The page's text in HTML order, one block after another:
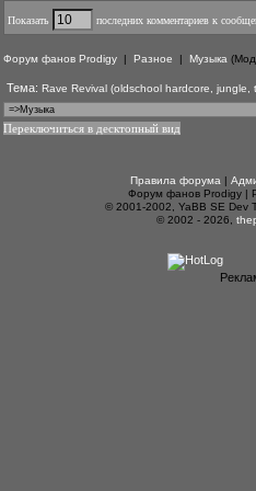
Показать последних комментариев к
Форум фанов Prodigy | Разное | Музыка
Тема: Rave Revival (oldschool hardcore,
Переключиться в десктопный вид
Правила форума |
Форум фанов Prodigy |
© 2001-2002, YaBB SE Dev
© 2002 - 2026,